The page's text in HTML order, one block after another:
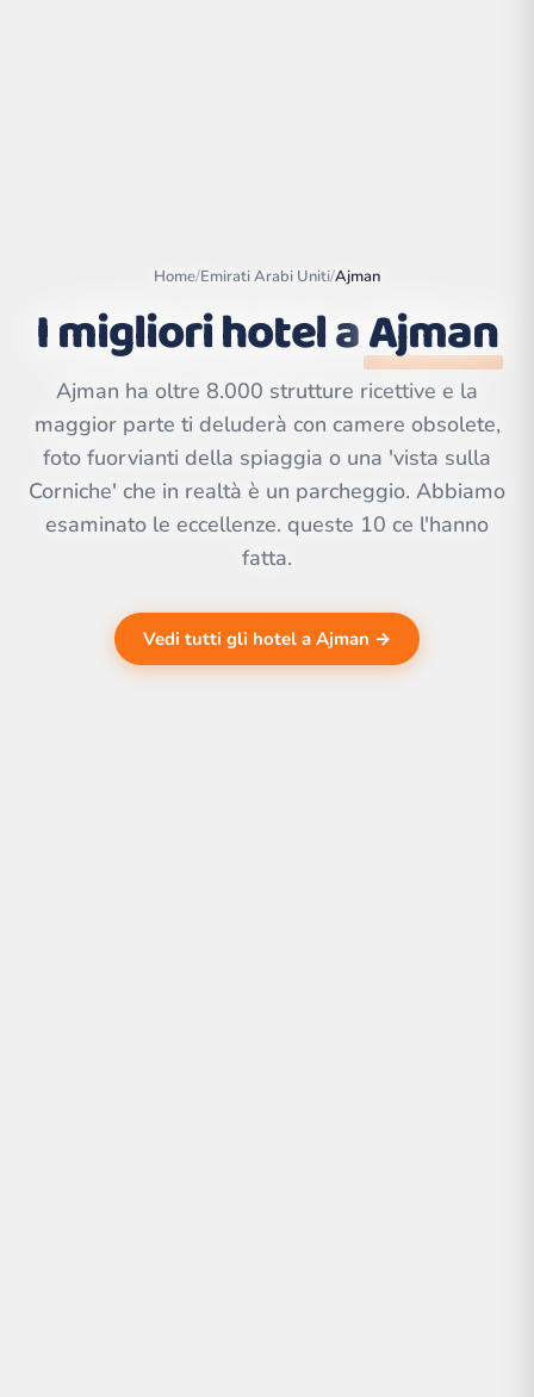
Leaflet |©
OpenStreetMap
CARTO
Home/Emirati Arabi Uniti/Ajman
I migliori hotel aAjman
Ajman ha oltre 8.000 strutture ricettive e la
maggior parte ti deluderà con camere obsolete,
foto fuorvianti della spiaggia o una 'vista sulla
Corniche' che in realtà è un parcheggio. Abbiamo
esaminato le eccellenze. queste 10 ce l'hanno
fatta.
Vedi tutti gli hotel a Ajman →